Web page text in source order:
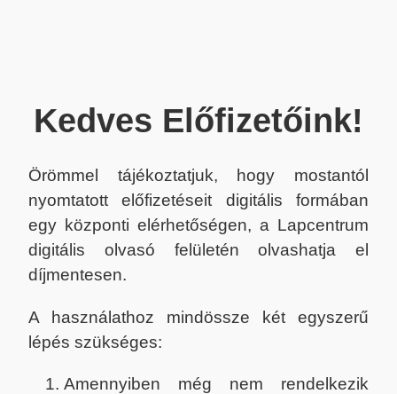
Kedves Előfizetőink!
Örömmel tájékoztatjuk, hogy mostantól
nyomtatott előfizetéseit digitális formában
egy központi elérhetőségen, a Lapcentrum
digitális olvasó felületén olvashatja el
díjmentesen.
A használathoz mindössze két egyszerű
lépés szükséges:
Amennyiben még nem rendelkezik